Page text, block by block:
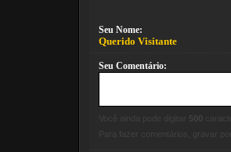
Seu Nome:
Querido Visitante
Seu Comentário:
500
Para fazer comentários, gravar